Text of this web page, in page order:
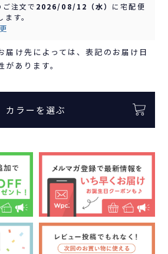
ご注文で 2026/08/12（水） に宅配便
す。
届け先によっては、表記のお届け日
あります。
カラーを選ぶ